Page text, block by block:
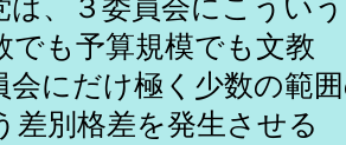
３委員会にこういう
でも予算規模でも文教
にだけ極く少数の範囲
差別格差を発生させる